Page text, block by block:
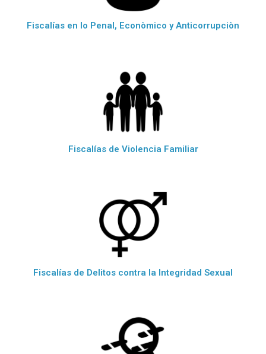
Fiscalías en lo Penal, Econòmico y Anticorrupciòn
Fiscalías de Violencia Familiar
Fiscalías de Delitos contra la Integridad Sexual